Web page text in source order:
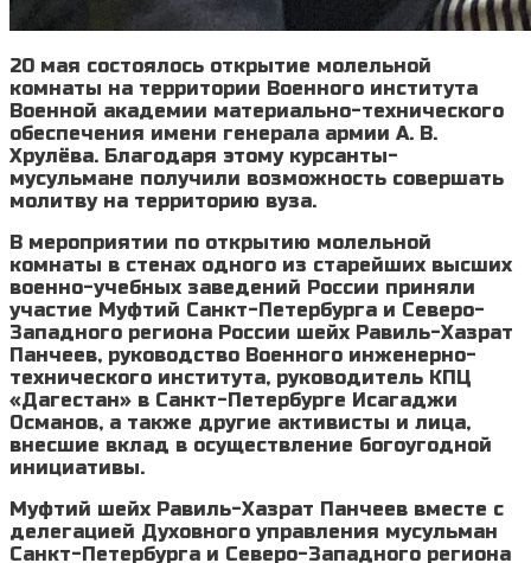
20 мая состоялось открытие молельной
комнаты на территории Военного института
Военной академии материально-технического
обеспечения имени генерала армии А. В.
Хрулёва. Благодаря этому курсанты-
мусульмане получили возможность совершать
молитву на территорию вуза.
В мероприятии по открытию молельной
комнаты в стенах одного из старейших высших
военно-учебных заведений России приняли
участие Муфтий Санкт-Петербурга и Северо-
Западного региона России шейх Равиль-Хазрат
Панчеев, руководство Военного инженерно-
технического института, руководитель КПЦ
«Дагестан» в Санкт-Петербурге Исагаджи
Османов, а также другие активисты и лица,
внесшие вклад в осуществление богоугодной
инициативы.
Муфтий шейх Равиль-Хазрат Панчеев вместе с
делегацией Духовного управления мусульман
Санкт-Петербурга и Северо-Западного региона